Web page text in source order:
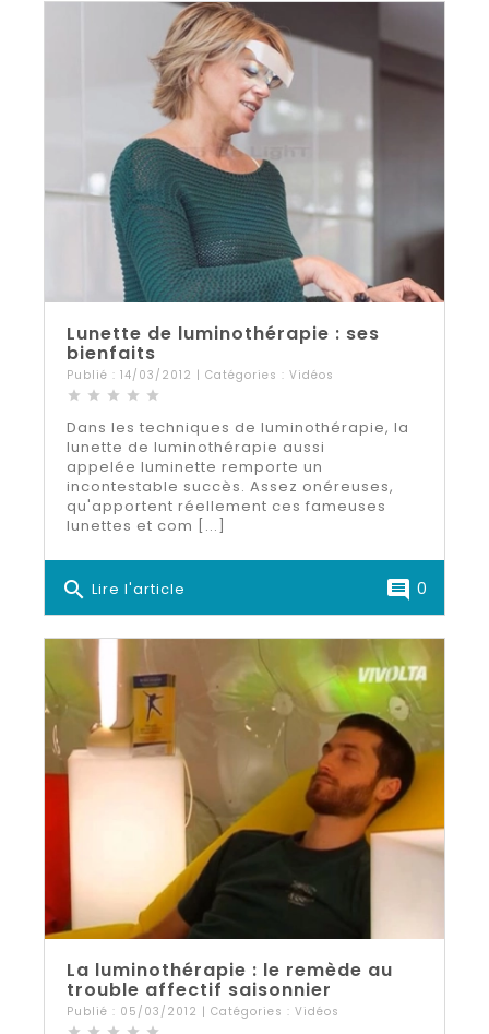
Lunette de luminothérapie : ses
bienfaits
Publié : 14/03/2012 | Catégories : Vidéos
star star star star star
Dans les techniques de luminothérapie, la
lunette de luminothérapie aussi
appelée luminette remporte un
incontestable succès. Assez onéreuses,
qu'apportent réellement ces fameuses
lunettes et com [...]
search Lire l'article comment 0
La luminothérapie : le remède au
trouble affectif saisonnier
Publié : 05/03/2012 | Catégories : Vidéos